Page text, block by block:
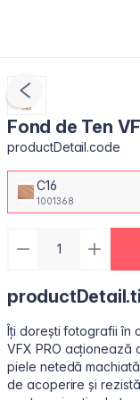
Fond de Ten
productDetail.code
C16
1001368
Îți dorești fotografii în
VFX PRO acționează
piele netedă
de acoperire și